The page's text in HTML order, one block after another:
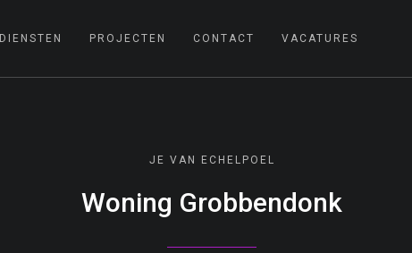
DIENSTEN PROJECTEN CONTACT VACATURES
JE VAN ECHELPOEL
Woning Grobbendonk